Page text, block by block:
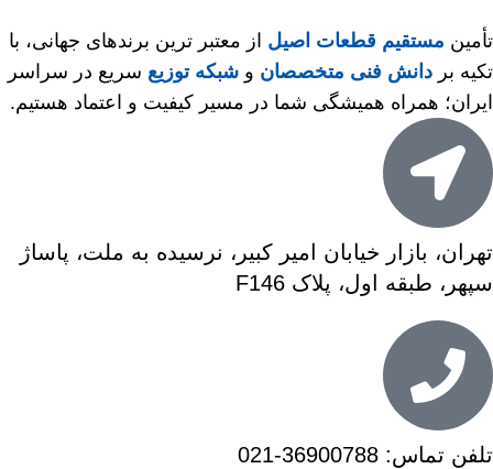
تأمین مستقیم قطعات اصیل از معتبر ترین برندهای جهانی، با
تکیه بر دانش فنی متخصصان و شبکه توزیع سریع در سراسر
ایران؛ همراه همیشگی شما در مسیر کیفیت و اعتماد هستیم.
تهران، بازار خیابان امیر کبیر، نرسیده به ملت، پاساژ
سپهر، طبقه اول، پلاک F146
تلفن تماس: 36900788-021